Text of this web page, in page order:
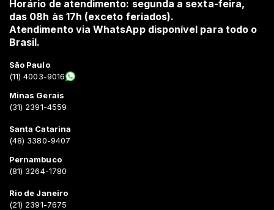
Horário de atendimento: segunda a sexta-feira,
das 08h às 17h (exceto feriados).
Atendimento via WhatsApp disponível para todo o
Brasil.
São Paulo
(11) 4003-9016
Minas Gerais
(31) 2391-4559
Santa Catarina
(48) 3380-9407
Pernambuco
(81) 3264-1780
Rio de Janeiro
(21) 2391-7675